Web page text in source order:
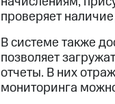
проверяет
В системе также
позволяет
отчеты. В них
мониторинга